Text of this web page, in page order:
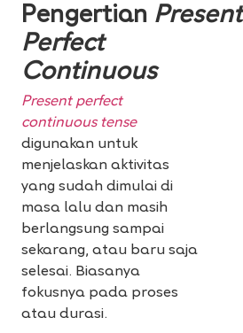
Pengertian Present
Perfect
Continuous
Present perfect
continuous tense
digunakan untuk
menjelaskan aktivitas
yang sudah dimulai di
masa lalu dan masih
berlangsung sampai
sekarang, atau baru saja
selesai. Biasanya
fokusnya pada proses
atau durasi.